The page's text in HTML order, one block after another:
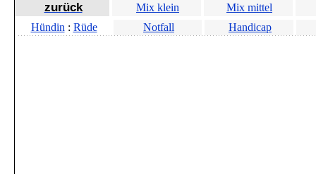
zurück Mix klein
Mix mittel
Hündin : Rüde Notfall Handicap